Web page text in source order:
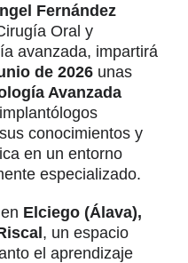
Fernández
Oral y
avanzada, impartirá
de 2026 unas
Avanzada
conocimientos y
en un entorno
especializado.
Elciego (Álava),
, un espacio
el aprendizaje